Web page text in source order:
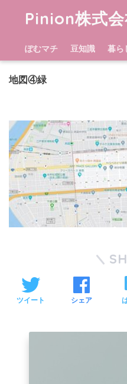
Pinion株式会
ぽむマチ 豆知識 暮ら
地図④緑
ツイート シェア